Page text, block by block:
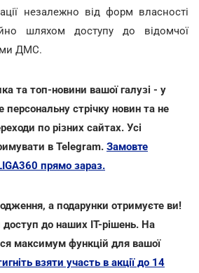
незалежно від форм власності
шляхом доступу до відомчої
ДМС.
та топ-новини вашої галузі - у
стрічку новин та не
по різних сайтах. Усі
в Telegram. Замовте
прямо зараз.
а подарунки отримуєте ви!
доступ до наших ІТ-рішень. На
максимум функцій для вашої
взяти участь в акції до 14